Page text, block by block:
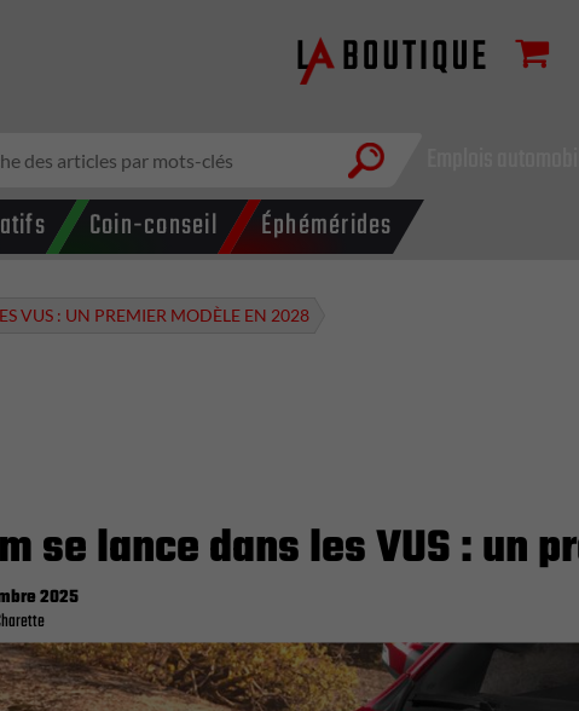
Coin-conseil Éphémérides
VUS : UN PREMIER MODÈLE EN 2028
se lance dans les VUS : un
2025